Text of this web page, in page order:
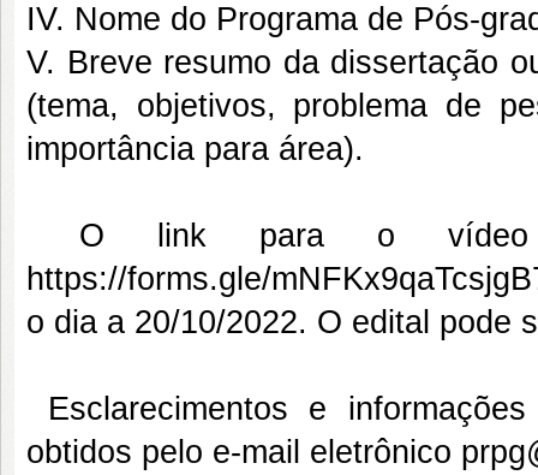
IV. Nome do Programa de Pós-
V. Breve resumo da dissertação
(tema, objetivos, problema de
importância para área).
O link para o vídeo
https://forms.gle/
o dia a 20/10/2022. O edital pode
Esclarecimentos e
obtidos pelo e-mail eletrônico